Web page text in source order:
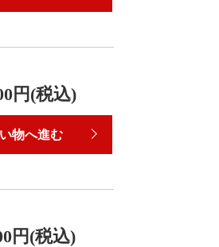
円(税込)
物へ進む
円(税込)